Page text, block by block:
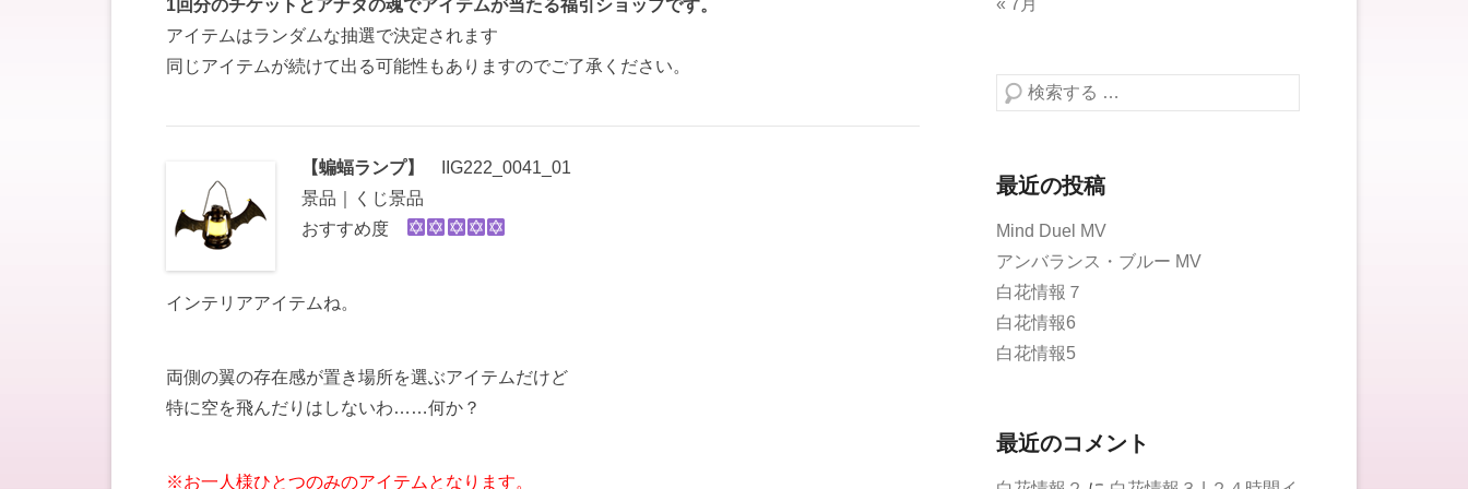
1回分のチケットとアナタの魂でアイテムが当たる福引ショップです。
アイテムはランダムな抽選で決定されます
同じアイテムが続けて出る可能性もありますのでご了承ください。
【蝙蝠ランプ】
IIG222_0041_01
景品｜くじ景品
おすすめ度
インテリアアイテムね。
両側の翼の存在感が置き場所を選ぶアイテムだけど
特に空を飛んだりはしないわ……何か？
※お一人様ひとつのみのアイテムとなります。
検索する
最近の投稿
Mind Duel MV
アンバランス・ブルー MV
白花情報７
白花情報6
白花情報5
最近のコメント